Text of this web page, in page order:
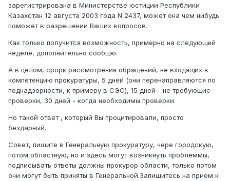
зарегистрирована в Министерстве юстиции Республики
Казахстан 12 августа 2003 года N 2437, может она чем нибудь
поможет в разрешении Ваших вопросов.
Как только получится возможность, примерно на следующей
неделе, дополнительно сообщю.
А в целом, срорк рассмотрения обращений, не входящих в
компетенцию прокуратуры, 5 дней (они перенаправляются по
поднадзорности, к примеру в СЭС), 15 дней - не требующие
проверки, 30 дней - когда необходимы проверки.
Но такой ответ , который Вы процитировали, просто
бездарный.
Совет, пишите в Генеральную прокуратуру, чере городскую,
потом областную, но и здесь могут возникнуть проблеммы,
подписывать ответы должны прокурор области, только потом
они могут быть приняты в Генеральной.Запишитесь на прием к